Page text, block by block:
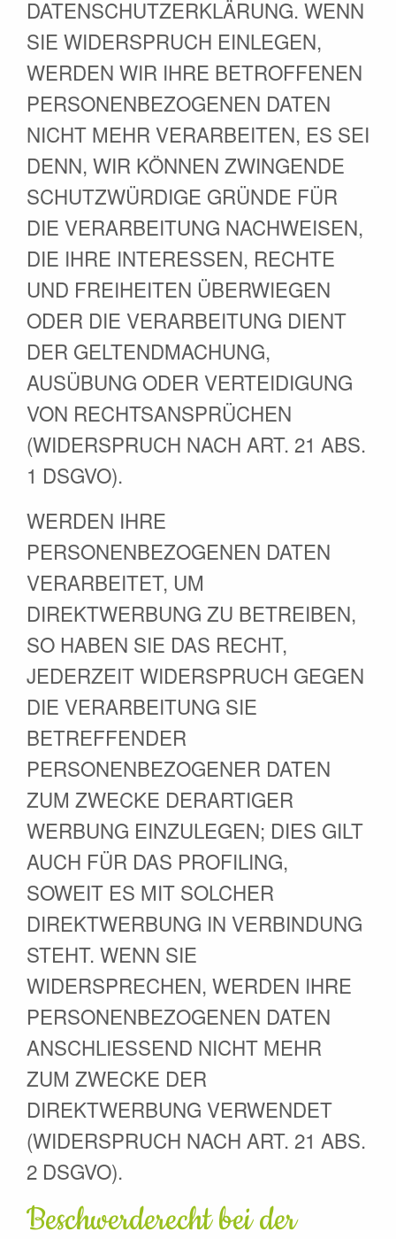
DATENSCHUTZERKLÄRUNG. WENN
SIE WIDERSPRUCH EINLEGEN,
WERDEN WIR IHRE BETROFFENEN
PERSONENBEZOGENEN DATEN
NICHT MEHR VERARBEITEN, ES SEI
DENN, WIR KÖNNEN ZWINGENDE
SCHUTZWÜRDIGE GRÜNDE FÜR
DIE VERARBEITUNG NACHWEISEN,
DIE IHRE INTERESSEN, RECHTE
UND FREIHEITEN ÜBERWIEGEN
ODER DIE VERARBEITUNG DIENT
DER GELTENDMACHUNG,
AUSÜBUNG ODER VERTEIDIGUNG
VON RECHTSANSPRÜCHEN
(WIDERSPRUCH NACH ART. 21 ABS.
1 DSGVO).
WERDEN IHRE
PERSONENBEZOGENEN DATEN
VERARBEITET, UM
DIREKTWERBUNG ZU BETREIBEN,
SO HABEN SIE DAS RECHT,
JEDERZEIT WIDERSPRUCH GEGEN
DIE VERARBEITUNG SIE
BETREFFENDER
PERSONENBEZOGENER DATEN
ZUM ZWECKE DERARTIGER
WERBUNG EINZULEGEN; DIES GILT
AUCH FÜR DAS PROFILING,
SOWEIT ES MIT SOLCHER
DIREKTWERBUNG IN VERBINDUNG
STEHT. WENN SIE
WIDERSPRECHEN, WERDEN IHRE
PERSONENBEZOGENEN DATEN
ANSCHLIESSEND NICHT MEHR
ZUM ZWECKE DER
DIREKTWERBUNG VERWENDET
(WIDERSPRUCH NACH ART. 21 ABS.
2 DSGVO).
Beschwerde­recht bei der